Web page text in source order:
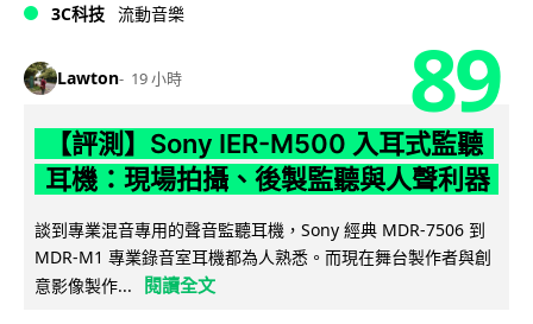
3C科技 流動音樂
Lawton 19 小時 89
【評測】Sony IER-M500 入耳式監聽
耳機：現場拍攝、後製監聽與人聲利器
談到專業混音專用的聲音監聽耳機，Sony 經典 MDR-7506 到
MDR-M1 專業錄音室耳機都為人熟悉。而現在舞台製作者與創
意影像製作...
閱讀全文